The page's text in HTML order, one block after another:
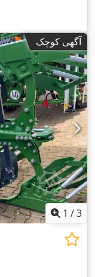
آگهی کوچک
1 /3